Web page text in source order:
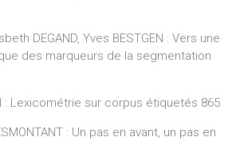
DEGAND, Yves BESTGEN : Vers une
des marqueurs de la segmentation
: Lexicométrie sur corpus étiquetés 865
: Un pas en avant, un pas en